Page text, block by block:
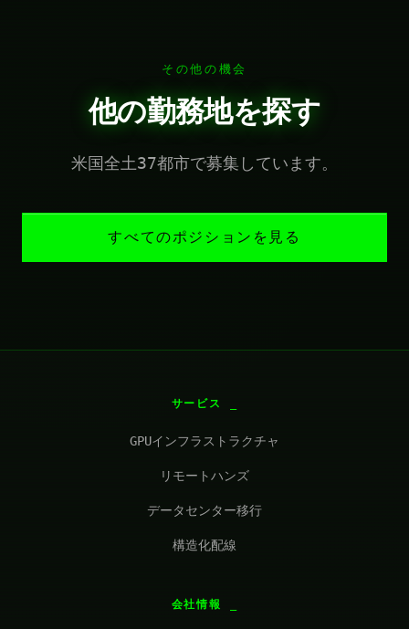
その他の機会
他の勤務地を探す
米国全土37都市で募集しています。
すべてのポジションを見る
サービス
GPUインフラストラクチャ
リモートハンズ
データセンター移行
構造化配線
会社情報